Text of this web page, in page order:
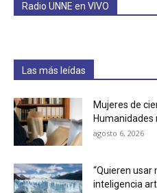
Radio UNNE en VIVO
Las más leídas
Mujeres de
Humanidades
agosto 6, 2026
“Quieren usar
inteligencia